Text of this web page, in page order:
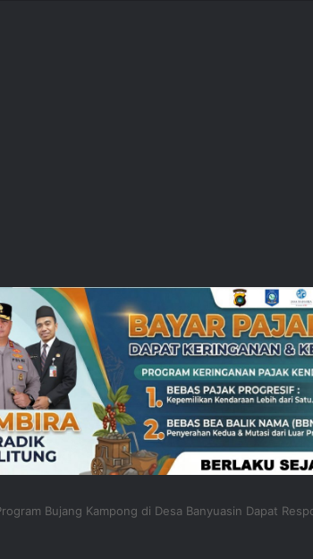
Bujang Kampong di Desa Banyuasin Dapat